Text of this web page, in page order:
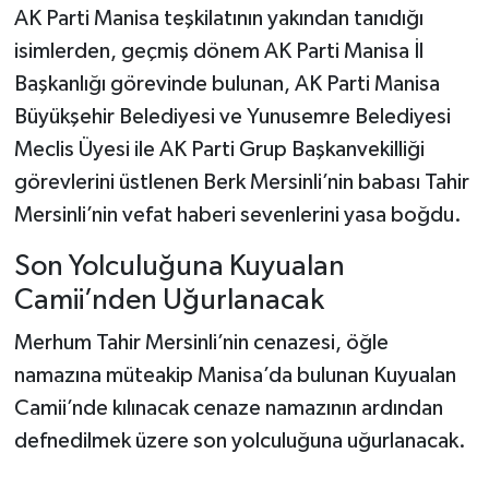
AK Parti Manisa teşkilatının yakından tanıdığı
isimlerden, geçmiş dönem AK Parti Manisa İl
Başkanlığı görevinde bulunan, AK Parti Manisa
Büyükşehir Belediyesi ve Yunusemre Belediyesi
Meclis Üyesi ile AK Parti Grup Başkanvekilliği
görevlerini üstlenen Berk Mersinli’nin babası Tahir
Mersinli’nin vefat haberi sevenlerini yasa boğdu.
Son Yolculuğuna Kuyualan
Camii’nden Uğurlanacak
Merhum Tahir Mersinli’nin cenazesi, öğle
namazına müteakip Manisa’da bulunan Kuyualan
Camii’nde kılınacak cenaze namazının ardından
defnedilmek üzere son yolculuğuna uğurlanacak.